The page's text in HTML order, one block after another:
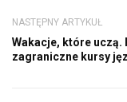
NASTĘPNY ARTYKUŁ
Wakacje, które uczą.
zagraniczne kursy